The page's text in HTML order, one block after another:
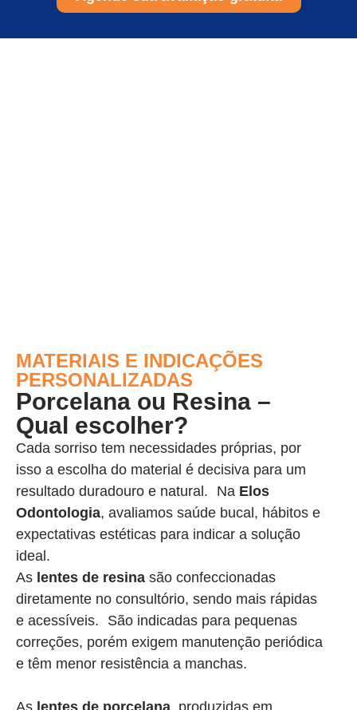
MATERIAIS E INDICAÇÕES
PERSONALIZADAS
Porcelana ou Resina –
Qual escolher?
Cada sorriso tem necessidades próprias, por
isso a escolha do material é decisiva para um
resultado duradouro e natural. Na Elos
Odontologia, avaliamos saúde bucal, hábitos e
expectativas estéticas para indicar a solução
ideal.
As lentes de resina são confeccionadas
diretamente no consultório, sendo mais rápidas
e acessíveis. São indicadas para pequenas
correções, porém exigem manutenção periódica
e têm menor resistência a manchas.